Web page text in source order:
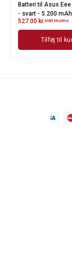
Batteri til Asus
- svart - 5.200 mAh
527.00 kr.inkl moms
Tilføj til